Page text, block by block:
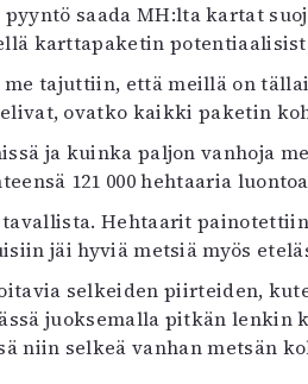
saada MH:lta kartat
karttapaketin
tajuttiin, että meillä on
ovatko kaikki paketin
ja kuinka paljon vanhoja
121 000 hehtaaria
Hehtaarit
jäi hyviä metsiä myös
selkeiden piirteiden,
juoksemalla pitkän
niin selkeä vanhan metsän